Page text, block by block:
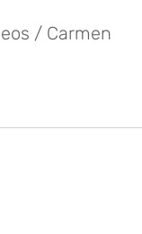
/ Carmen